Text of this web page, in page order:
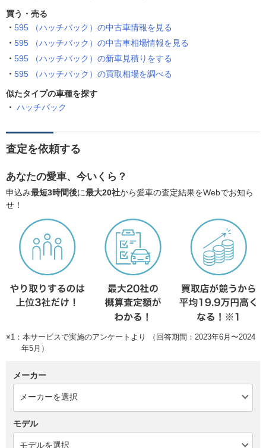
買う・売る
595 （ハッチバック）の中古車情報を見る
595 （ハッチバック）の中古車相場情報を見る
595 （ハッチバック）の新車見積りをする
595 （ハッチバック）の買取相場を調べる
似たタイプの車種を探す
ハッチバック
査定を依頼する
あなたの愛車、今いくら？
申込み最短3時間後に最大20社から愛車の査定結果をWebでお知ら
せ！
※1：本サービスで実施のアンケートより （回答期間：2023年6月〜2024
年5月）
メーカー
モデル